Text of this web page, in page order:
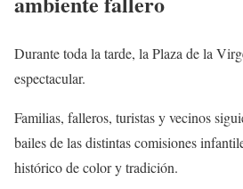
Durante toda la tarde, la Plaza de la
espectacular.
Familias, falleros, turistas y vecinos
bailes de las distintas comisiones
histórico de color y tradición.